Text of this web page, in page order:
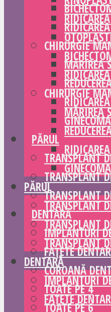
CHIRURGIE
MĂRIREA
PĂRUL
TRANSPLANT
TRANSPLANT
TRANSPLANT
DENTARĂ
IMPLANTURI
FAȚETE
COROANĂ
TOATE PE 4
TOATE PE 6
CHIRURGIE
MĂRIREA
PĂRUL
TRANSPLANT
TRANSPLANT
TRANSPLANT
DENTARĂ
IMPLANTURI
FAȚETE